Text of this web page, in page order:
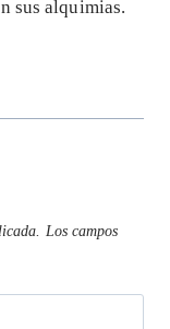
sus alquimias.
Los campos